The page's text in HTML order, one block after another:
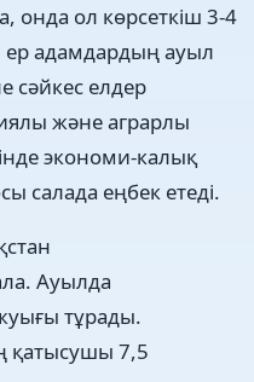
онда ол көрсеткіш 3-4
ер адамдардың ауыл
сəйкес елдер
жəне аграрлы
экономи-калық
салада еңбек етеді.
Ауылда
тұрады.
қатысушы 7,5